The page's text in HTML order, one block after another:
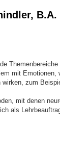
B.A.
Themenbereiche
mit Emotionen,
wirken, zum
mit denen
als